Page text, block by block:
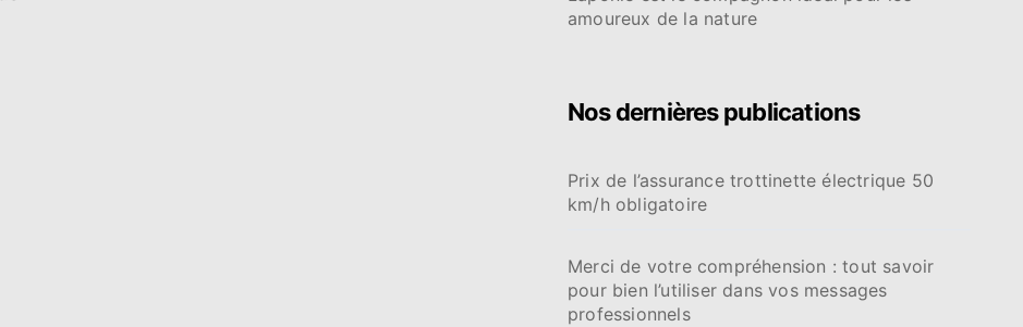
amoureux de la nature
Nos dernières publications
Prix de l’assurance trottinette électrique 50
km/h obligatoire
Merci de votre compréhension : tout savoir
pour bien l’utiliser dans vos messages
professionnels